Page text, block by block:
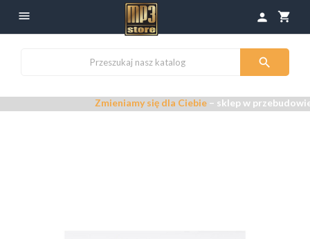
 shopping_cart
person

Zmieniamy się dla Ciebie– sklep w przebudowie –